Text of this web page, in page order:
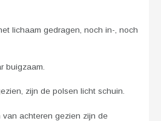
lichaam gedragen, noch in-, noch
buigzaam.
zijn de polsen licht schuin.
achteren gezien zijn de